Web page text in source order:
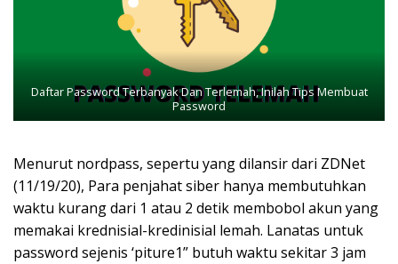
Daftar Password Terbanyak Dan Terlemah, Inilah Tips Membuat
Password
Menurut nordpass, sepertu yang dilansir dari ZDNet
(11/19/20), Para penjahat siber hanya membutuhkan
waktu kurang dari 1 atau 2 detik membobol akun yang
memakai krednisial-kredinisial lemah. Lanatas untuk
password sejenis ‘piture1” butuh waktu sekitar 3 jam